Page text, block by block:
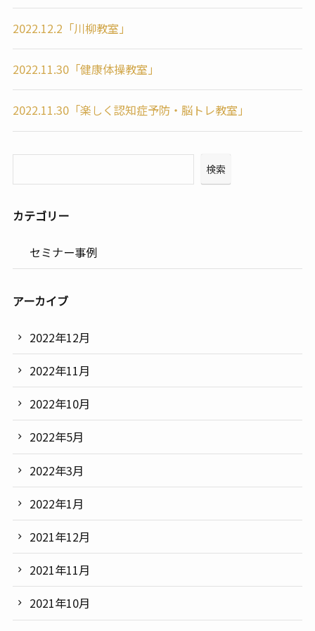
2022.12.2「川柳教室」
2022.11.30「健康体操教室」
2022.11.30「楽しく認知症予防・脳トレ教室」
検索
カテゴリー
セミナー事例
アーカイブ
2022年12月
2022年11月
2022年10月
2022年5月
2022年3月
2022年1月
2021年12月
2021年11月
2021年10月